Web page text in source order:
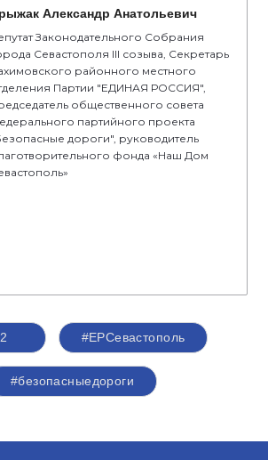
Александр Анатольевич
Законодательного Собрания
Севастополя III созыва, Секретарь
районного местного
Партии "ЕДИНАЯ РОССИЯ",
общественного совета
партийного проекта
дороги", руководитель
фонда «Наш Дом
#ЕРСевастополь
#безопасныедороги